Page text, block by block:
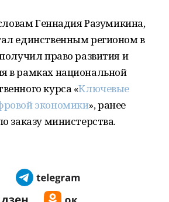
Геннадия Разумикина,
единственным регионом в
право развития и
в рамках национальной
курса «Ключевые
экономики», ранее
заказу министерства.